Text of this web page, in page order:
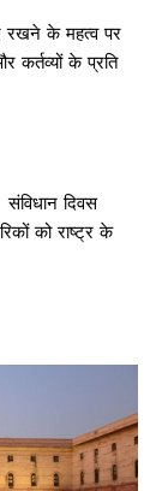
रखने के महत्व पर
कर्तव्यों के प्रति
संविधान दिवस
को राष्ट्र के